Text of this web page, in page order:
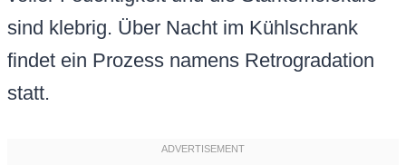
sind klebrig. Über Nacht im Kühlschrank
findet ein Prozess namens Retrogradation
statt.